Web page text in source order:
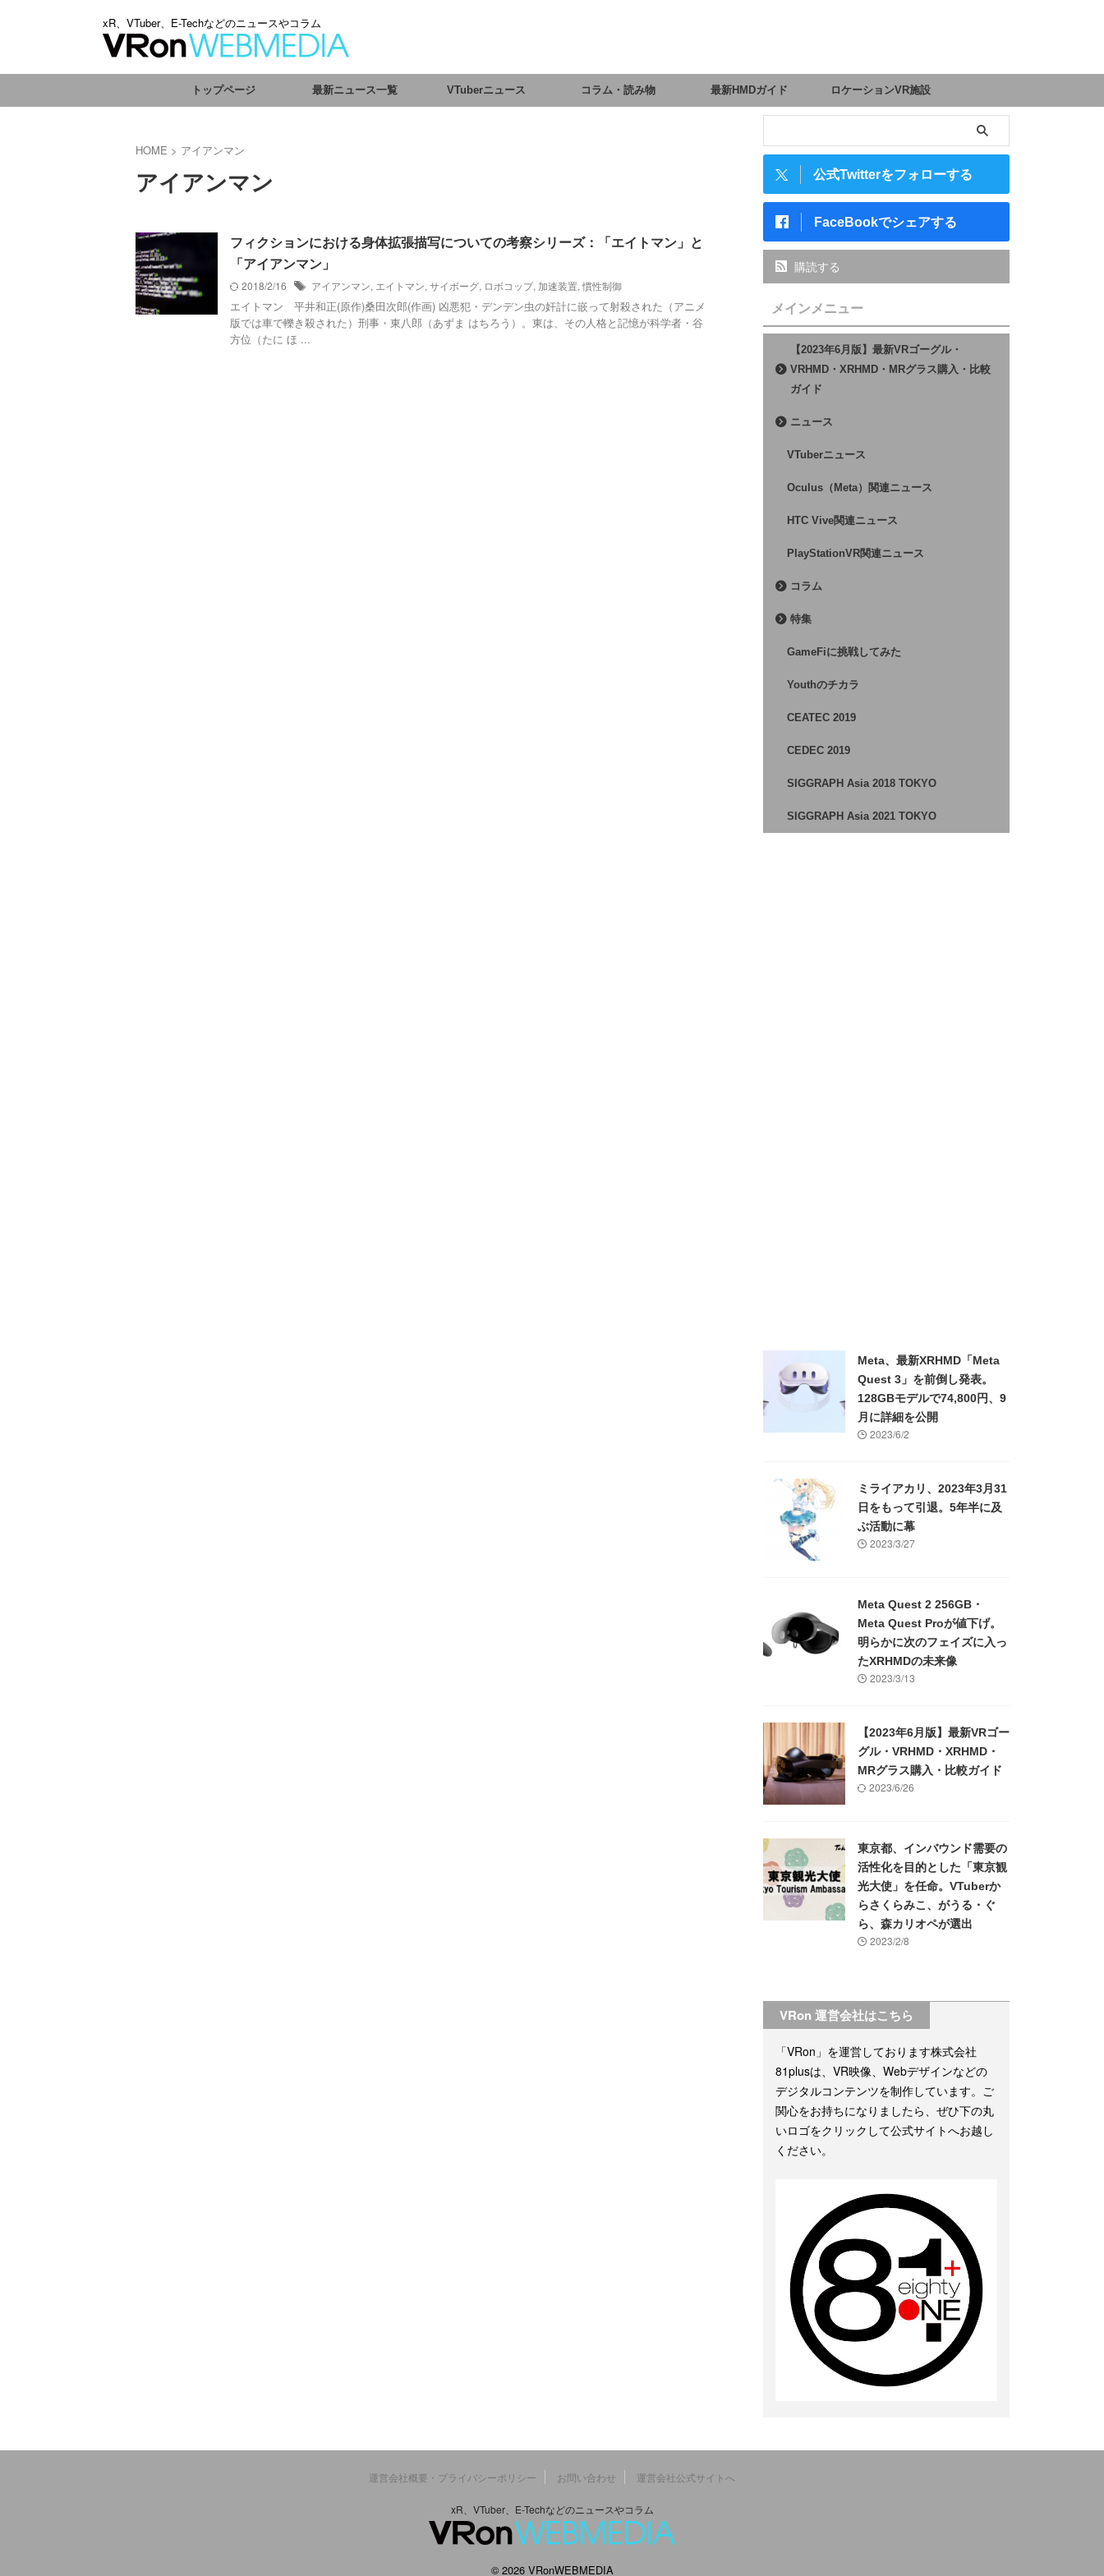
xR、VTuber、E-Techなどのニュースやコラム
トップページ 最新ニュース一覧 VTuberニュース コラム・読み物 最新HMDガイド ロケーションVR施設
HOME > アイアンマン
アイアンマン
フィクションにおける身体拡張描写についての考察シリーズ：「エイトマン」と
「アイアンマン」
2018/2/16
アイアンマン, エイトマン, サイボーグ, ロボコップ, 加速装置, 慣性制御
エイトマン 平井和正(原作)桑田次郎(作画) 凶悪犯・デンデン虫の奸計に嵌って射殺された（アニメ
版では車で轢き殺された）刑事・東八郎（あずま はちろう）。東は、その人格と記憶が科学者・谷
方位（たに ほ ...
公式Twitterをフォローする
FaceBookでシェアする
購読する
メインメニュー
【2023年6月版】最新VRゴーグル・
VRHMD・XRHMD・MRグラス購入・比較
ガイド
ニュース
VTuberニュース
Oculus（Meta）関連ニュース
HTC Vive関連ニュース
PlayStationVR関連ニュース
コラム
特集
GameFiに挑戦してみた
Youthのチカラ
CEATEC 2019
CEDEC 2019
SIGGRAPH Asia 2018 TOKYO
SIGGRAPH Asia 2021 TOKYO
Meta、最新XRHMD「Meta
Quest 3」を前倒し発表。
128GBモデルで74,800円、9
月に詳細を公開
2023/6/2
ミライアカリ、2023年3月31
日をもって引退。5年半に及
ぶ活動に幕
2023/3/27
Meta Quest 2 256GB・
Meta Quest Proが値下げ。
明らかに次のフェイズに入っ
たXRHMDの未来像
2023/3/13
【2023年6月版】最新VRゴー
グル・VRHMD・XRHMD・
MRグラス購入・比較ガイド
2023/6/26
東京都、インバウンド需要の
活性化を目的とした「東京観
光大使」を任命。VTuberか
らさくらみこ、がうる・ぐ
ら、森カリオペが選出
2023/2/8
VRon 運営会社はこちら
「VRon」を運営しております株式会社
81plusは、VR映像、Webデザインなどの
デジタルコンテンツを制作しています。ご
関心をお持ちになりましたら、ぜひ下の丸
いロゴをクリックして公式サイトへお越し
ください。
運営会社概要・プライバシーポリシー お問い合わせ 運営会社公式サイトへ
xR、VTuber、E-Techなどのニュースやコラム
© 2026 VRonWEBMEDIA